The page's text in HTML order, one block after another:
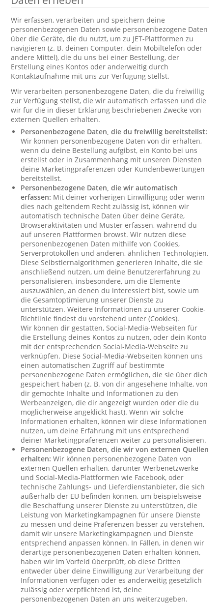
Wir erfassen, verarbeiten und speichern deine
personenbezogenen Daten sowie personenbezogene Daten
über die Geräte, die du nutzt, um zu JET-Plattformen zu
navigieren (z. B. deinen Computer, dein Mobiltelefon oder
andere Mittel), die du uns bei einer Bestellung, der
Erstellung eines Kontos oder anderweitig durch
Kontaktaufnahme mit uns zur Verfügung stellst.
Wir verarbeiten personenbezogene Daten, die du freiwillig
zur Verfügung stellst, die wir automatisch erfassen und die
wir für die in dieser Erklärung beschriebenen Zwecke von
externen Quellen erhalten.
Personenbezogene Daten, die du freiwillig bereitstellst:
Wir können personenbezogene Daten von dir erhalten,
wenn du deine Bestellung aufgibst, ein Konto bei uns
erstellst oder in Zusammenhang mit unseren Diensten
deine Marketingpräferenzen oder Kundenbewertungen
bereitstellst.
Personenbezogene Daten, die wir automatisch
erfassen: Mit deiner vorherigen Einwilligung oder wenn
dies nach geltendem Recht zulässig ist, können wir
automatisch technische Daten über deine Geräte,
Browseraktivitäten und Muster erfassen, während du
auf unseren Plattformen browst. Wir nutzen diese
personenbezogenen Daten mithilfe von Cookies,
Serverprotokollen und anderen, ähnlichen Technologien.
Diese Selbstlernalgorithmen generieren Inhalte, die sie
anschließend nutzen, um deine Benutzererfahrung zu
personalisieren, insbesondere, um die Elemente
auszuwählen, an denen du interessiert bist, sowie um
die Gesamtoptimierung unserer Dienste zu
unterstützen. Weitere Informationen zu unserer Cookie-
Richtlinie findest du vorstehend unter (Cookies).
Wir können dir gestatten, Social-Media-Webseiten für
die Erstellung deines Kontos zu nutzen, oder dein Konto
mit der entsprechenden Social-Media-Webseite zu
verknüpfen. Diese Social-Media-Webseiten können uns
einen automatischen Zugriff auf bestimmte
personenbezogene Daten ermöglichen, die sie über dich
gespeichert haben (z. B. von dir angesehene Inhalte, von
dir gemochte Inhalte und Informationen zu den
Werbeanzeigen, die dir angezeigt wurden oder die du
möglicherweise angeklickt hast). Wenn wir solche
Informationen erhalten, können wir diese Informationen
nutzen, um deine Erfahrung mit uns entsprechend
deiner Marketingpräferenzen weiter zu personalisieren.
Personenbezogene Daten, die wir von externen Quellen
erhalten: Wir können personenbezogene Daten von
externen Quellen erhalten, darunter Werbenetzwerke
und Social-Media-Plattformen wie Facebook, oder
technische Zahlungs- und Lieferdienstanbieter, die sich
außerhalb der EU befinden können, um beispielsweise
die Beschaffung unserer Dienste zu unterstützen, die
Leistung von Marketingkampagnen für unsere Dienste
zu messen und deine Präferenzen besser zu verstehen,
damit wir unsere Marketingkampagnen und Dienste
entsprechend anpassen können. In Fällen, in denen wir
derartige personenbezogenen Daten erhalten können,
haben wir im Vorfeld überprüft, ob diese Dritten
entweder über deine Einwilligung zur Verarbeitung der
Informationen verfügen oder es anderweitig gesetzlich
zulässig oder verpflichtend ist, deine
personenbezogenen Daten an uns weiterzugeben.